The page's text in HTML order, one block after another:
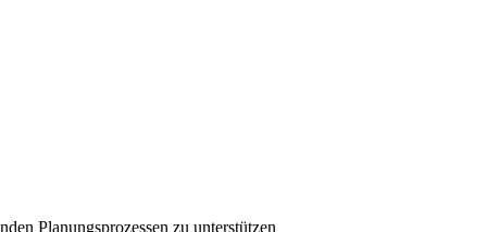
Planungsprozessen zu unterstützen